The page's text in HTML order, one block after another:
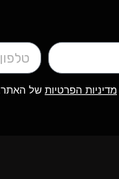
מדיניות הפרטיות של האתר,